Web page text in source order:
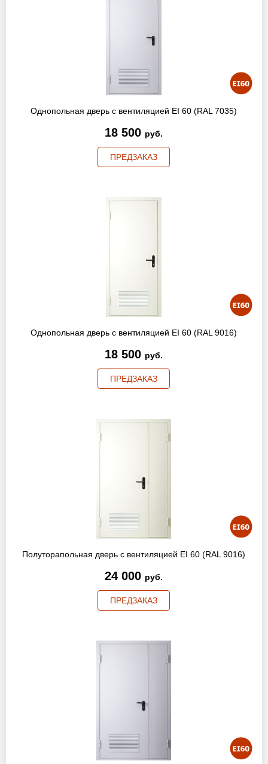
Однопольная дверь с вентиляцией EI 60 (RAL 7035)
18 500 руб.
ПРЕДЗАКАЗ
Однопольная дверь с вентиляцией EI 60 (RAL 9016)
18 500 руб.
ПРЕДЗАКАЗ
Полуторапольная дверь с вентиляцией EI 60 (RAL 9016)
24 000 руб.
ПРЕДЗАКАЗ